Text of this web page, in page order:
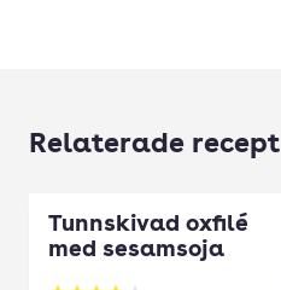
Relaterade recept
Tunnskivad oxfilé
med sesamsoja